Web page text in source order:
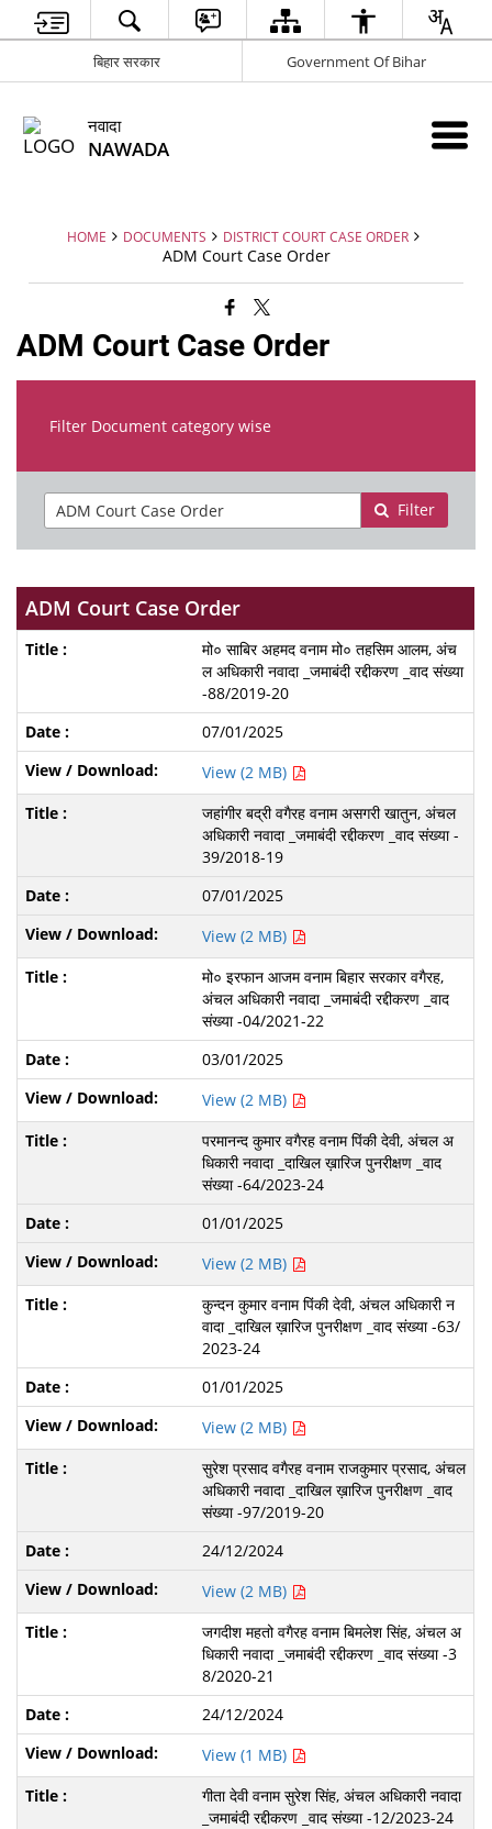
बिहार सरकार Government Of Bihar
नवादा
NAWADA
HOME DOCUMENTS DISTRICT COURT CASE ORDER
ADM Court Case Order
ADM Court Case Order
Filter Document category wise
Filter
ADM Court Case Order
मो० साबिर अहमद वनाम मो० तहसिम आलम, अंच
ल अधिकारी नवादा _जमाबंदी रद्दीकरण _वाद संख्या
-88/2019-20
07/01/2025
View (2 MB)
जहांगीर बद्री वगैरह वनाम असगरी खातुन, अंचल
अधिकारी नवादा _जमाबंदी रद्दीकरण _वाद संख्या -
39/2018-19
07/01/2025
View (2 MB)
मो० इरफान आजम वनाम बिहार सरकार वगैरह,
अंचल अधिकारी नवादा _जमाबंदी रद्दीकरण _वाद
संख्या -04/2021-22
03/01/2025
View (2 MB)
परमानन्द कुमार वगैरह वनाम पिंकी देवी, अंचल अ
धिकारी नवादा _दाखिल ख़ारिज पुनरीक्षण _वाद
संख्या -64/2023-24
01/01/2025
View (2 MB)
कुन्दन कुमार वनाम पिंकी देवी, अंचल अधिकारी न
वादा _दाखिल ख़ारिज पुनरीक्षण _वाद संख्या -63/
2023-24
01/01/2025
View (2 MB)
सुरेश प्रसाद वगैरह वनाम राजकुमार प्रसाद, अंचल
अधिकारी नवादा _दाखिल ख़ारिज पुनरीक्षण _वाद
संख्या -97/2019-20
24/12/2024
View (2 MB)
जगदीश महतो वगैरह वनाम बिमलेश सिंह, अंचल अ
धिकारी नवादा _जमाबंदी रद्दीकरण _वाद संख्या -3
8/2020-21
24/12/2024
View (1 MB)
गीता देवी वनाम सुरेश सिंह, अंचल अधिकारी नवादा
_जमाबंदी रद्दीकरण _वाद संख्या -12/2023-24